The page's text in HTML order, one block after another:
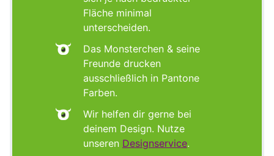
Fläche minimal
unterscheiden.
Das Monsterchen & seine
Freunde drucken
ausschließlich in Pantone
Farben.
Wir helfen dir gerne bei
deinem Design. Nutze
unseren Designservice.